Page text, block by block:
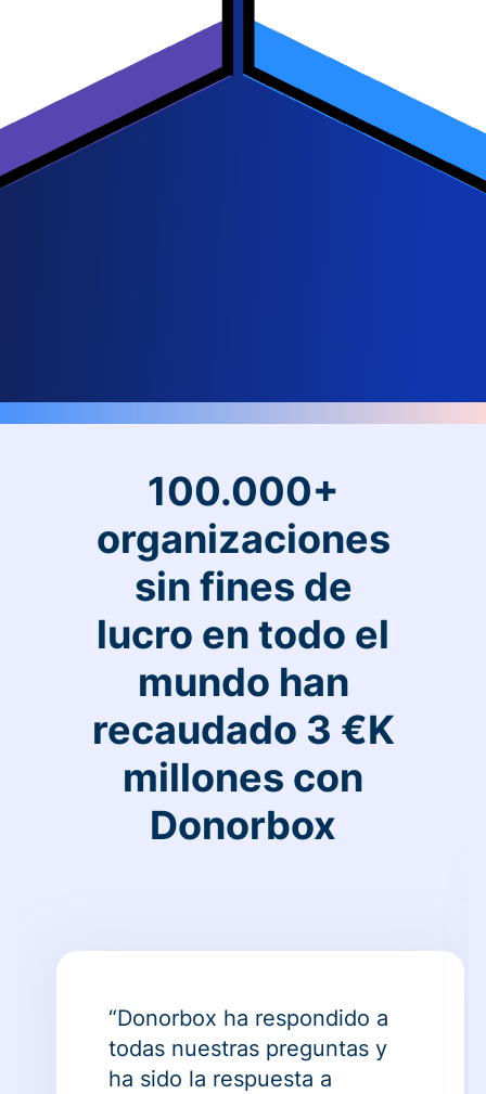
100.000+
organizaciones
sin fines de
lucro en todo el
mundo han
recaudado 3 €K
millones con
Donorbox
“Donorbox ha respondido a
todas nuestras preguntas y
ha sido la respuesta a